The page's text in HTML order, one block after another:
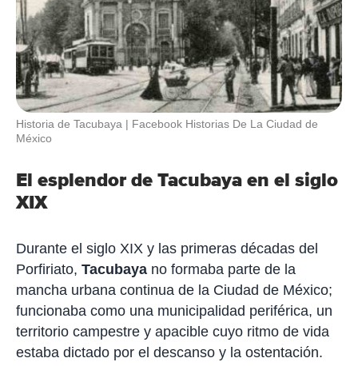
Historia de Tacubaya
Facebook Historias De La Ciudad de
México
El esplendor de Tacubaya en el siglo
XIX
Durante el siglo XIX y las primeras décadas del
Porfiriato, Tacubaya no formaba parte de la
mancha urbana continua de la Ciudad de México;
funcionaba como una municipalidad periférica, un
territorio campestre y apacible cuyo ritmo de vida
estaba dictado por el descanso y la ostentación.